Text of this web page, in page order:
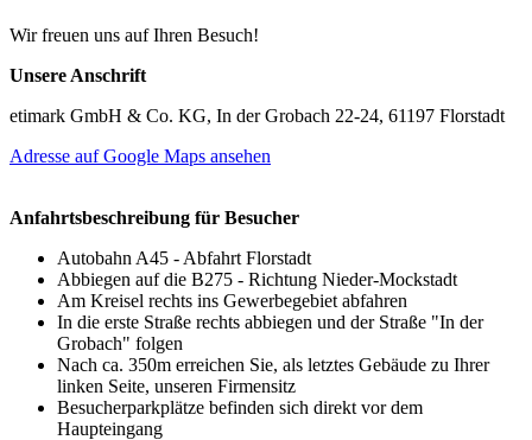
Wir freuen uns auf Ihren Besuch!
Unsere Anschrift
etimark GmbH & Co. KG, In der Grobach 22-24, 61197 Florstadt
Adresse auf Google Maps ansehen
Anfahrtsbeschreibung für Besucher
Autobahn A45 - Abfahrt Florstadt
Abbiegen auf die B275 - Richtung Nieder-Mockstadt
Am Kreisel rechts ins Gewerbegebiet abfahren
In die erste Straße rechts abbiegen und der Straße "In der
Grobach" folgen
Nach ca. 350m erreichen Sie, als letztes Gebäude zu Ihrer
linken Seite, unseren Firmensitz
Besucherparkplätze befinden sich direkt vor dem
Haupteingang